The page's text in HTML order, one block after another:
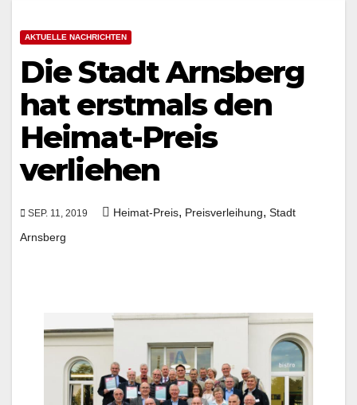
AKTUELLE NACHRICHTEN
Die Stadt Arnsberg
hat erstmals den
Heimat-Preis
verliehen
SEP. 11, 2019 Heimat-Preis, Preisverleihung, Stadt
Arnsberg